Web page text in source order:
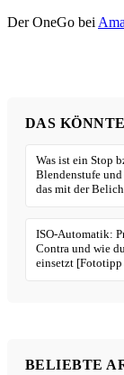
Der OneGo bei
DAS
Was ist ein Stop
Blendenstufe
das mit der
ISO-Automatik:
Contra und wie
einsetzt [Fototipp
BELIEBTE